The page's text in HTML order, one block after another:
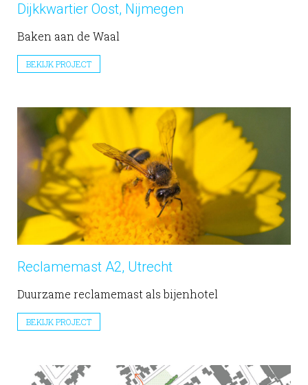
Dijkkwartier Oost, Nijmegen
Baken aan de Waal
BEKIJK PROJECT
Reclamemast A2, Utrecht
Duurzame reclamemast als bijenhotel
BEKIJK PROJECT